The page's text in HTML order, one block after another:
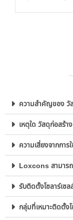
ความสำคัญของ วั
เหตุใด วัสดุก่อสร้
ความเสี่ยงจากการ
Loxcons สามาร
รับติดตั้งโซลาร์เซล
กลุ่มที่เหมาะติดตั้งโ